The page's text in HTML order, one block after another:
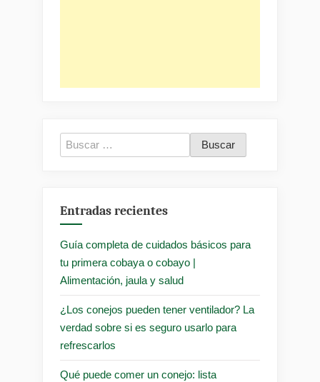
Buscar:
Entradas recientes
Guía completa de cuidados básicos para
tu primera cobaya o cobayo |
Alimentación, jaula y salud
¿Los conejos pueden tener ventilador? La
verdad sobre si es seguro usarlo para
refrescarlos
Qué puede comer un conejo: lista